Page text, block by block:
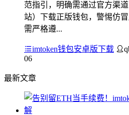
范指引，明确需通过官方渠
站）下载正版钱包，警惕仿
需严格遵...
imtoken钱包安卓版下载
06
最新文章